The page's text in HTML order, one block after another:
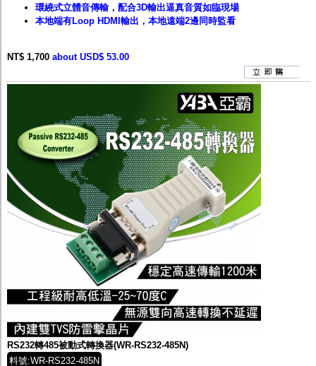
環繞式立體音傳輸，配合3D輸出逼真音質如臨現場
本地端有Loop HDMI輸出，本地遠端2邊同時監看
NT$ 1,700 about USD$ 53.00
RS232轉485被動式轉換器(WR-RS232-485N)
料號:WR-RS232-485N